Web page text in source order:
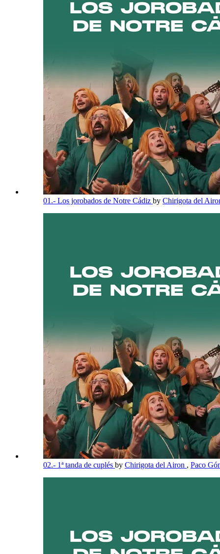
01.- Los jorobados de Notre Cádiz by Chirigota del
02.- 1ª tanda de cuplés by Chirigota del Airon , Paco